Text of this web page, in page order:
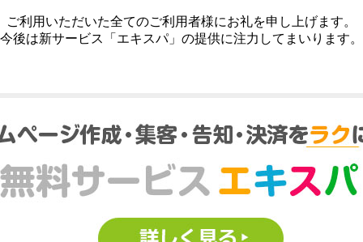
ご利用いただいた全てのご利用者様にお礼を申し上げます。
今後は新サービス「エキスパ」の提供に注力してまいります。